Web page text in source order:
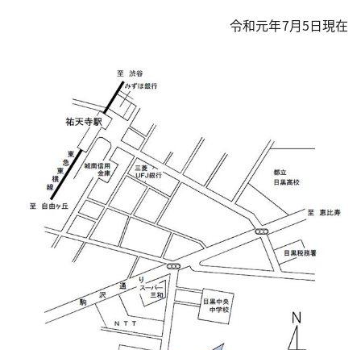
令和元年7月5日現在